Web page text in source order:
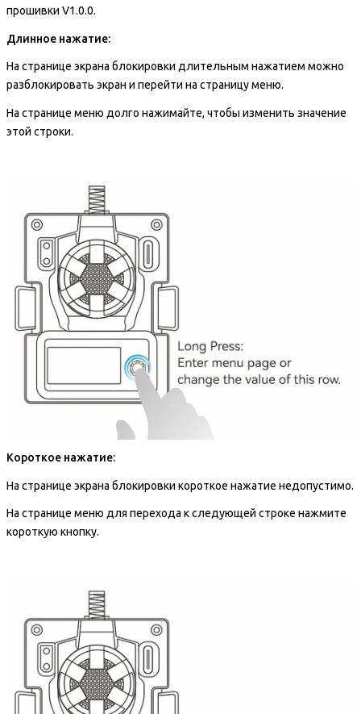
прошивки V1.0.0.
Длинное нажатие:
На странице экрана блокировки длительным нажатием можно
разблокировать экран и перейти на страницу меню.
На странице меню долго нажимайте, чтобы изменить значение
этой строки.
Короткое нажатие:
На странице экрана блокировки короткое нажатие недопустимо.
На странице меню для перехода к следующей строке нажмите
короткую кнопку.